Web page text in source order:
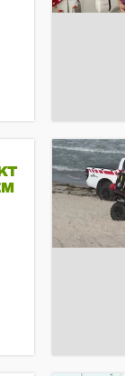
R